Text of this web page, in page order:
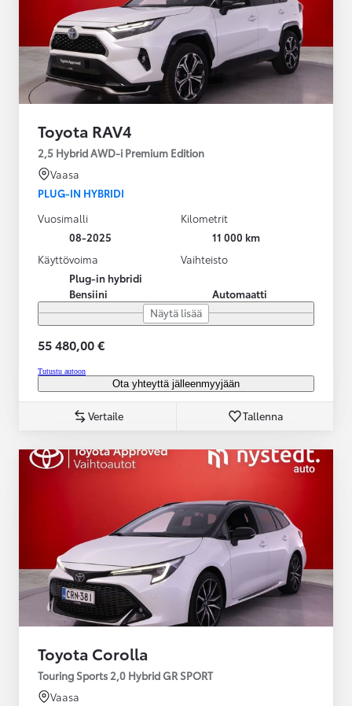
Toyota RAV4
2,5 Hybrid AWD-i Premium Edition
Vaasa
PLUG-IN HYBRIDI
Vuosimalli
08-2025
Kilometrit
11 000 km
Käyttövoima
Plug-in hybridi
Bensiini
Vaihteisto
Automaatti
Näytä lisää
55 480,00 €
Tutustu autoon
Ota yhteyttä jälleenmyyjään
Vertaile Tallenna
Toyota Corolla
Touring Sports 2,0 Hybrid GR SPORT
Vaasa